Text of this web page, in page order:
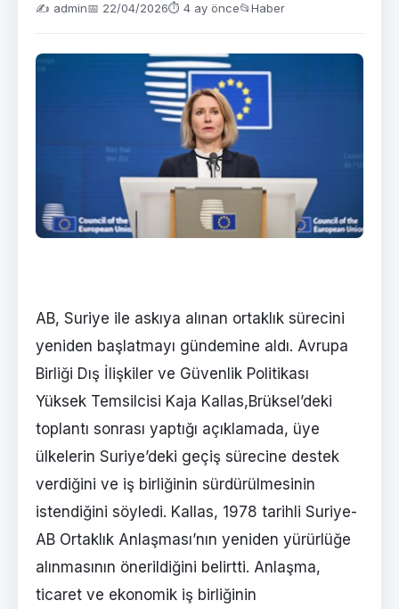
✍️ admin📅 22/04/2026⏱ 4 ay önce📂Haber
AB, Suriye ile askıya alınan ortaklık sürecini
yeniden başlatmayı gündemine aldı. Avrupa
Birliği Dış İlişkiler ve Güvenlik Politikası
Yüksek Temsilcisi Kaja Kallas,Brüksel’deki
toplantı sonrası yaptığı açıklamada, üye
ülkelerin Suriye’deki geçiş sürecine destek
verdiğini ve iş birliğinin sürdürülmesinin
istendiğini söyledi. Kallas, 1978 tarihli Suriye-
AB Ortaklık Anlaşması’nın yeniden yürürlüğe
alınmasının önerildiğini belirtti. Anlaşma,
ticaret ve ekonomik iş birliğinin